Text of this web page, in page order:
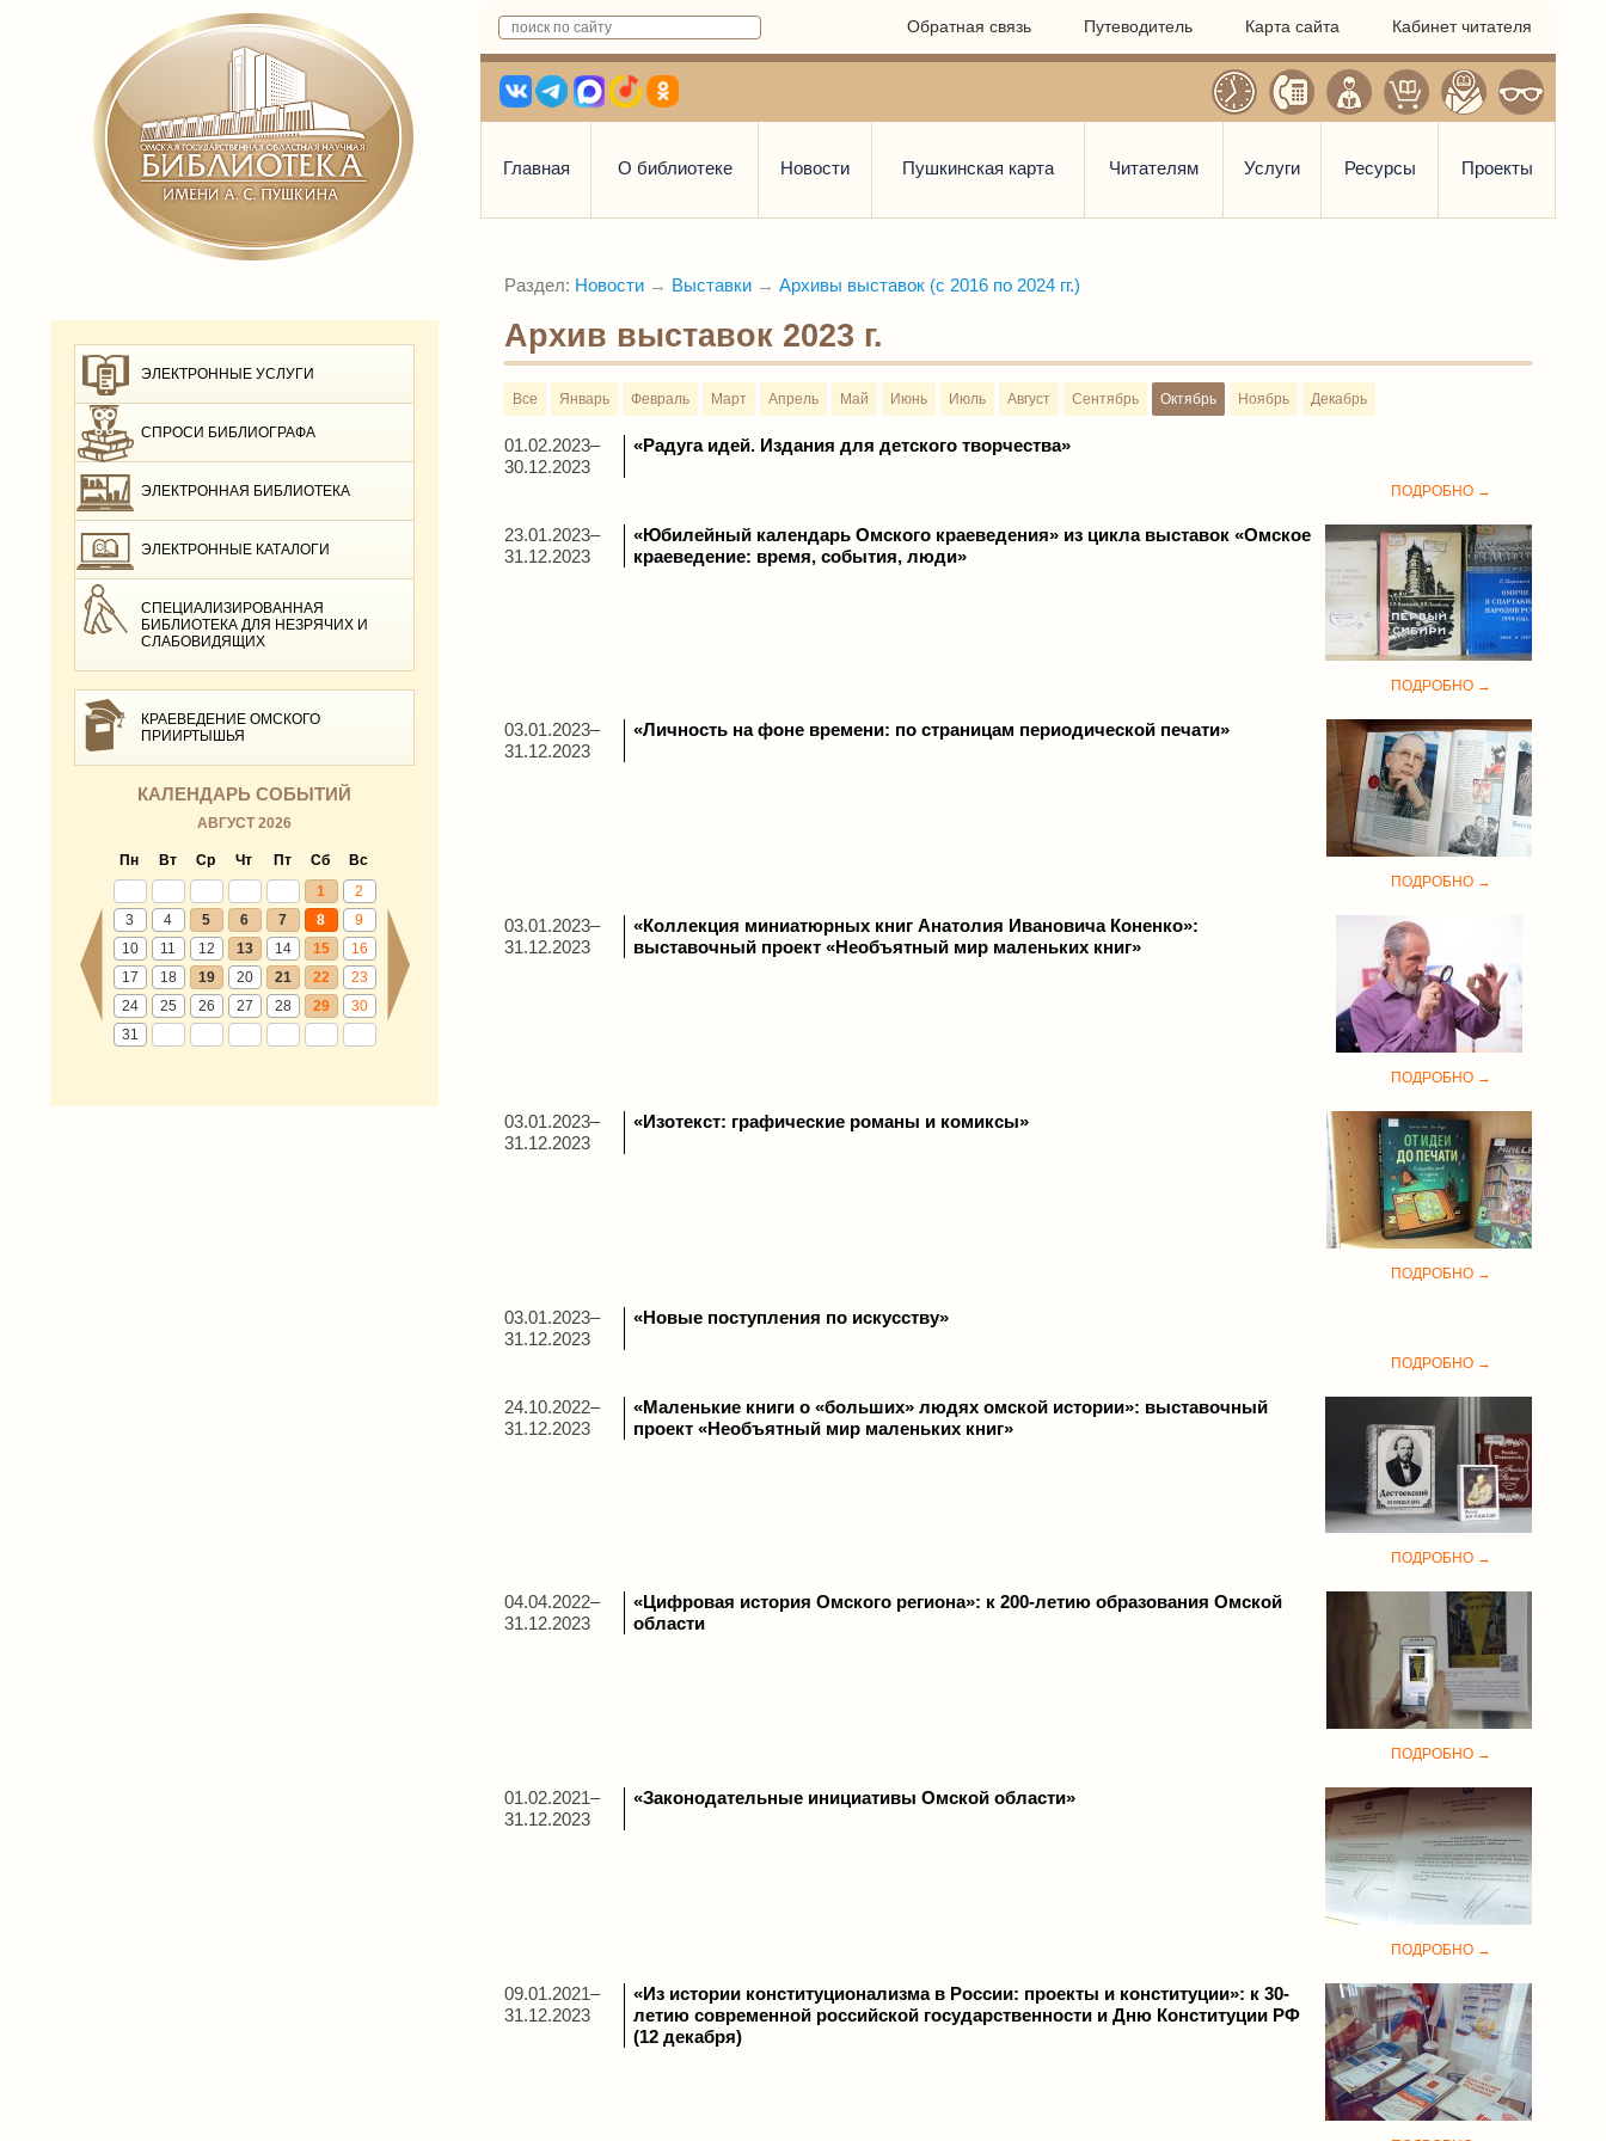
Обратная связь Путеводитель Карта сайта Кабинет читателя
Главная О библиотеке Новости Пушкинская карта Читателям Услуги Ресурсы Проекты
ЭЛЕКТРОННЫЕ УСЛУГИ
СПРОСИ БИБЛИОГРАФА
ЭЛЕКТРОННАЯ БИБЛИОТЕКА
ЭЛЕКТРОННЫЕ КАТАЛОГИ
СПЕЦИАЛИЗИРОВАННАЯ
БИБЛИОТЕКА ДЛЯ НЕЗРЯЧИХ И
СЛАБОВИДЯЩИХ
КРАЕВЕДЕНИЕ ОМСКОГО
ПРИИРТЫШЬЯ
КАЛЕНДАРЬ СОБЫТИЙ
АВГУСТ 2026
Пн Вт Ср Чт Пт Сб
Вс
1
2
3
4 5 6 7 8
9
10
11 12 13 14 15
16
17
18 19 20 21 22
23
24
25 26 27 28 29
30
31
Раздел: Новости → Выставки → Архивы выставок (с 2016 по 2024 гг.)
Архив выставок 2023 г.
Все Январь Февраль Март Апрель Май Июнь Июль Август Сентябрь Октябрь Ноябрь Декабрь
01.02.2023–
30.12.2023
«Радуга идей. Издания для детского творчества»
ПОДРОБНО →
23.01.2023–
31.12.2023
«Юбилейный календарь Омского краеведения» из цикла выставок «Омское
краеведение: время, события, люди»
ПОДРОБНО →
03.01.2023–
31.12.2023
«Личность на фоне времени: по страницам периодической печати»
ПОДРОБНО →
03.01.2023–
31.12.2023
«Коллекция миниатюрных книг Анатолия Ивановича Коненко»:
выставочный проект «Необъятный мир маленьких книг»
ПОДРОБНО →
03.01.2023–
31.12.2023
«Изотекст: графические романы и комиксы»
ПОДРОБНО →
03.01.2023–
31.12.2023
«Новые поступления по искусству»
ПОДРОБНО →
24.10.2022–
31.12.2023
«Маленькие книги о «больших» людях омской истории»: выставочный
проект «Необъятный мир маленьких книг»
ПОДРОБНО →
04.04.2022–
31.12.2023
«Цифровая история Омского региона»: к 200-летию образования Омской
области
ПОДРОБНО →
01.02.2021–
31.12.2023
«Законодательные инициативы Омской области»
ПОДРОБНО →
09.01.2021–
31.12.2023
«Из истории конституционализма в России: проекты и конституции»: к 30-
летию современной российской государственности и Дню Конституции РФ
(12 декабря)